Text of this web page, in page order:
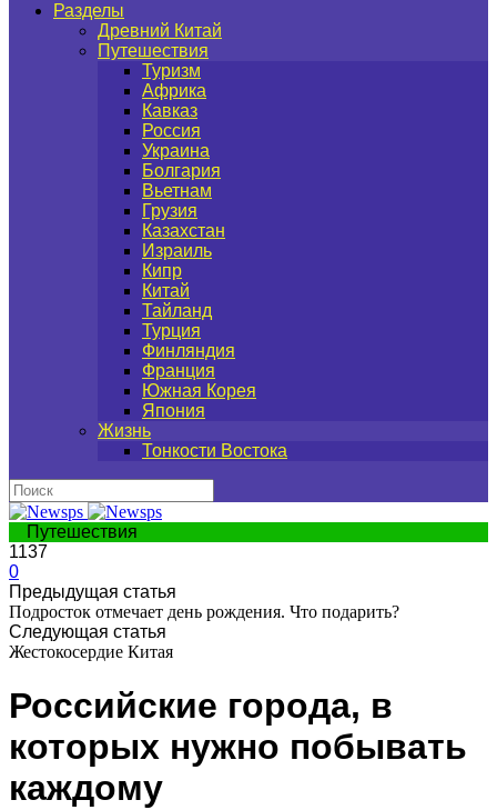
Разделы
Древний Китай
Путешествия
Туризм
Африка
Кавказ
Россия
Украина
Болгария
Вьетнам
Грузия
Казахстан
Израиль
Кипр
Китай
Тайланд
Турция
Финляндия
Франция
Южная Корея
Япония
Жизнь
Тонкости Востока
Путешествия
1137
0
Предыдущая статья
Подросток отмечает день рождения. Что подарить?
Следующая статья
Жестокосердие Китая
Российские города, в
которых нужно побывать
каждому